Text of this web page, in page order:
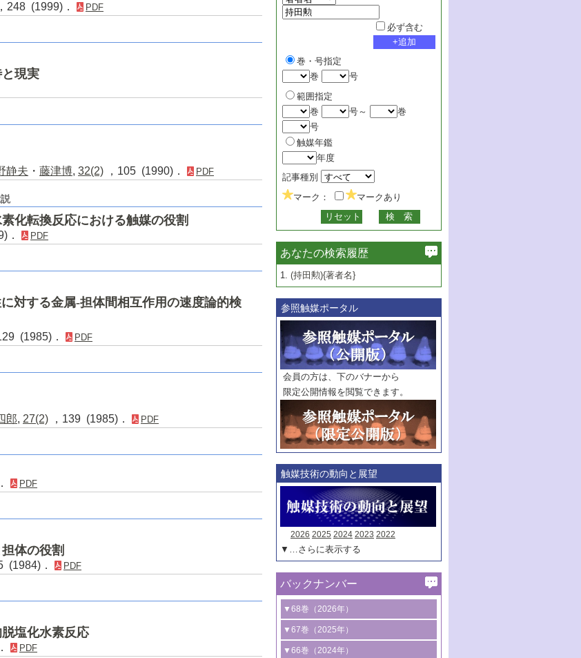
248 (1999)． PDF
現実
静夫 ・ 藤津博, 32(2) ，105 (1990)． PDF
化転換反応における触媒の役割
． PDF
対する金属-担体間相互作用の速度論的検
(1985)． PDF
郎, 27(2) ，139 (1985)． PDF
PDF
体の役割
(1984)． PDF
塩化水素反応
PDF
必ず含む
巻・号指定
巻
号
範囲指定
巻
号～
巻
号
触媒年鑑
年度
記事種別
マーク：
マークあり
あなたの検索履歴
1. (持田勲){著者名}
参照触媒ポータル
会員の方は、下のバナーから
限定公開情報を閲覧できます。
触媒技術の動向と展望
2026 2025 2024 2023 2022
▼…さらに表示する
バックナンバー
▼68巻（2026年）
1号 過酸化水素合成に関する研究動向
2号 コンピューター技術により加速する
▼67巻（2025年）
1号 CO
水素化によるグリーン燃料/グリ
▼66巻（2024年）